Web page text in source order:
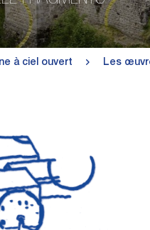
à ciel ouvert Les